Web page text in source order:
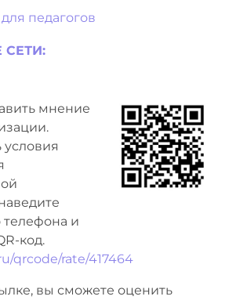
педагогов
мнение
и
код.
qrcode/rate/417464
вы сможете оценить